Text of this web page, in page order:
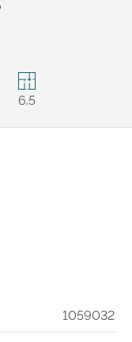
6.5
1059032